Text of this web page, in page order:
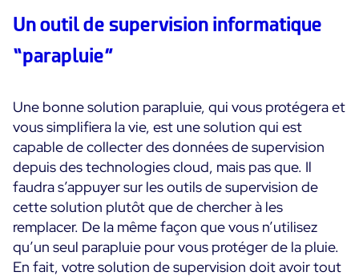
Un outil de supervision informatique
“parapluie”
Une bonne solution parapluie, qui vous protégera et
vous simplifiera la vie, est une solution qui est
capable de collecter des données de supervision
depuis des technologies cloud, mais pas que. Il
faudra s’appuyer sur les outils de supervision de
cette solution plutôt que de chercher à les
remplacer. De la même façon que vous n’utilisez
qu’un seul parapluie pour vous protéger de la pluie.
En fait, votre solution de supervision doit avoir tout